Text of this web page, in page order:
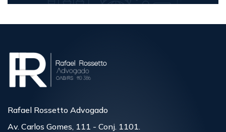
Rafael Rossetto Advogado
Av. Carlos Gomes, 111 - Conj. 1101.